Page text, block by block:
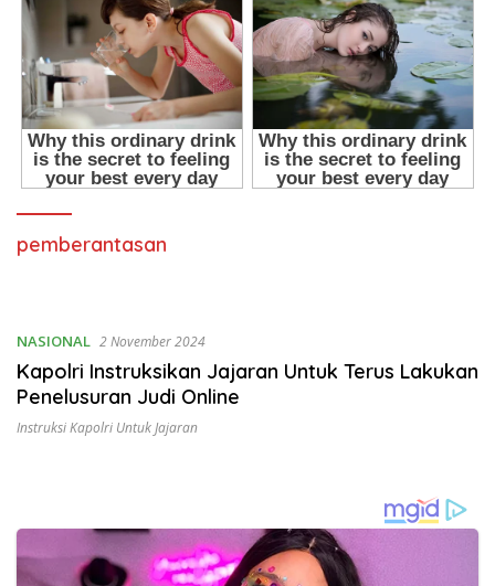
pemberantasan
NASIONAL 2 November 2024
Kapolri Instruksikan Jajaran Untuk Terus Lakukan
Penelusuran Judi Online
Instruksi Kapolri Untuk Jajaran